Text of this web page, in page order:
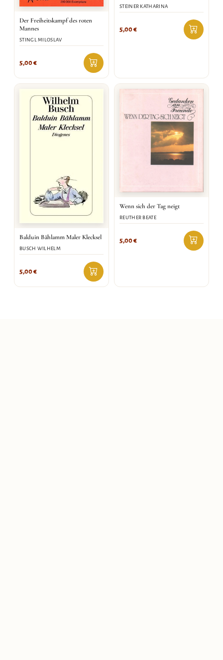
Der Freiheitskampf des roten
Mannes
STINGL MILOSLAV
5,00€
STEINER KATHARINA
5,00€
Balduin Bählamm Maler Klecksel
BUSCH WILHELM
5,00€
Wenn sich der Tag neigt
REUTHER BEATE
5,00€